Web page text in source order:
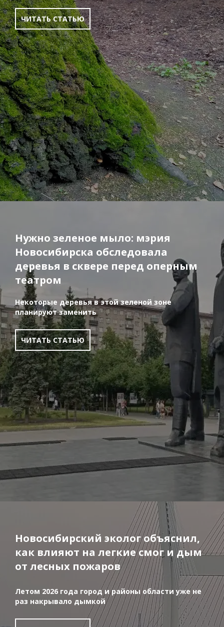
ЧИТАТЬ СТАТЬЮ
Нужно зеленое мыло: мэрия
Новосибирска обследовала
деревья в сквере перед оперным
театром
Некоторые деревья в этой зеленой зоне
планируют заменить
ЧИТАТЬ СТАТЬЮ
Новосибирский эколог объяснил,
как влияют на легкие смог и дым
от лесных пожаров
Летом 2026 года город и районы области уже не
раз накрывало дымкой